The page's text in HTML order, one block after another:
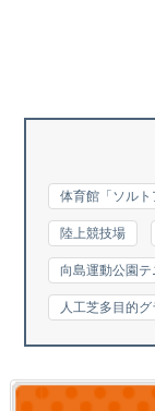
体育館「ソルト
陸上競技場
向島運動公園テ
人工芝多目的